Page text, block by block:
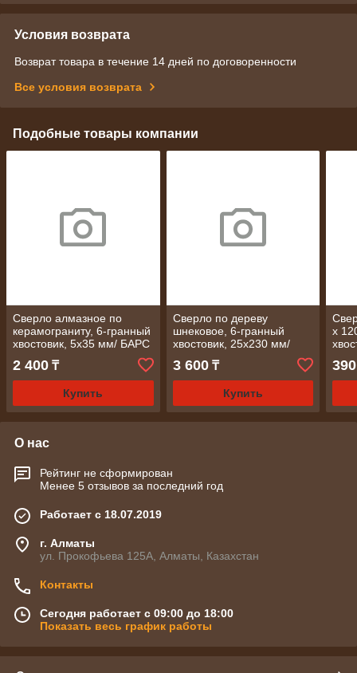
Условия возврата
Возврат товара в течение 14 дней по договоренности
Все условия возврата
Подобные товары компании
Сверло алмазное по
керамограниту, 6-гранный
хвостовик, 5х35 мм/ БАРС
2 400 ₸
Купить
Сверло по дереву
шнековое, 6-гранный
хвостовик, 25х230 мм/
3 600₸
Купить
х
390
О нас
Рейтинг не сформирован
Менее 5 отзывов за последний год
Работает с 18.07.2019
г. Алматы
ул. Прокофьева 125А, Алматы, Казахстан
Контакты
Сегодня работает с 09:00 до 18:00
Показать весь график работы